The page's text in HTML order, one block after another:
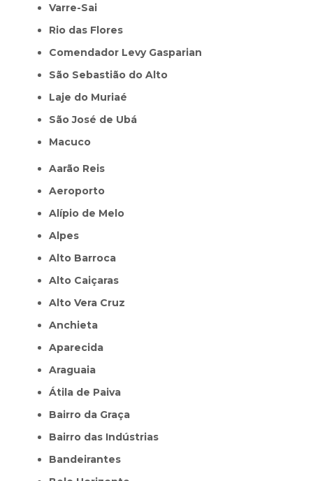
Varre-Sai
Rio das Flores
Comendador Levy Gasparian
São Sebastião do Alto
Laje do Muriaé
São José de Ubá
Macuco
Aarão Reis
Aeroporto
Alípio de Melo
Alpes
Alto Barroca
Alto Caiçaras
Alto Vera Cruz
Anchieta
Aparecida
Araguaia
Átila de Paiva
Bairro da Graça
Bairro das Indústrias
Bandeirantes